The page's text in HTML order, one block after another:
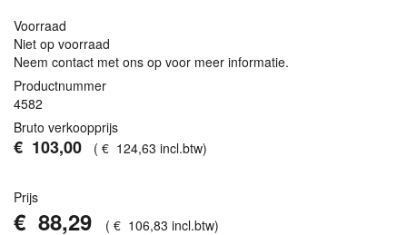
Voorraad
Niet op voorraad
Neem contact met ons op voor meer informatie.
Productnummer
4582
Bruto verkoopprijs
€ 103,00 ( € 124,63 incl.btw)
Prijs
€ 88,29 ( € 106,83 incl.btw)